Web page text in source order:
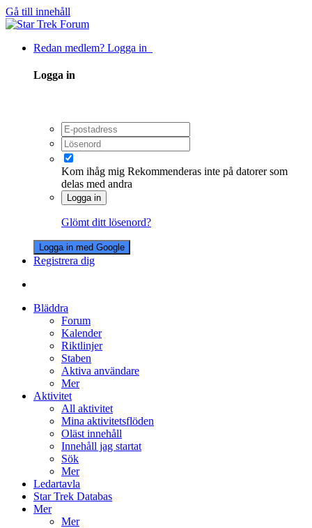
Gå till innehåll
Redan medlem? Logga in
Logga in
Kom ihåg mig Rekommenderas inte på datorer som
delas med andra
Logga in
Glömt ditt lösenord?
Logga in med Google
Registrera dig
Bläddra
Forum
Kalender
Riktlinjer
Staben
Aktiva användare
Mer
Aktivitet
All aktivitet
Mina aktivitetsflöden
Oläst innehåll
Innehåll jag startat
Sök
Mer
Ledartavla
Star Trek Databas
Mer
Mer